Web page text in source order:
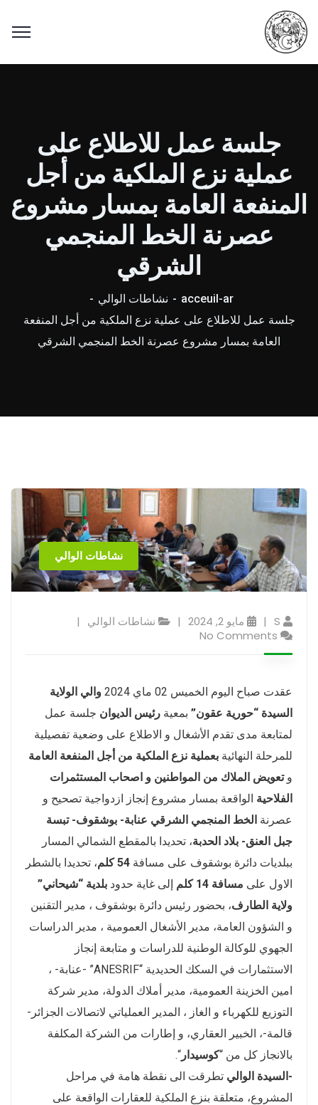
جلسة عمل للاطلاع على
عملية نزع الملكية من أجل
المنفعة العامة بمسار مشروع
عصرنة الخط المنجمي
الشرقي
acceuil-ar
نشاطات الوالي
جلسة عمل للاطلاع على عملية نزع الملكية من أجل المنفعة
العامة بمسار مشروع عصرنة الخط المنجمي الشرقي
نشاطات الوالي
S مايو 2, 2024
نشاطات الوالي
No Comments
عقدت صباح اليوم الخميس 02 ماي 2024
والي الولاية
السيدة “حورية عقون” بمعية رئيس الديوان جلسة عمل
لمتابعة مدى تقدم الأشغال و الاطلاع على وضعية تفصيلية
للمرحلة النهائية بعملية نزع الملكية من أجل المنفعة العامة
وتعويض الملاك من المواطنين و اصحاب المستثمرات
الفلاحية الواقعة بمسار مشروع إنجاز ازدواجية تصحيح و
عصرنة الخط المنجمي الشرقي عنابة- بوشقوف- تبسة
جبل العنق- بلاد الحدبة، تحديدا بالمقطع الشمالي المسار
ببلديات دائرة بوشقوف على مسافة 54 كلم
، تحديدا بالشطر
الاول على مسافة 14 كلم إلى غاية حدود بلدية “شيحاني”
ولاية الطارف، بحضور رئيس دائرة بوشقوف ، مدير التقنين
و الشؤون العامة، مدير الأشغال العمومية ، مدير الدراسات
الجهوي للوكالة الوطنية للدراسات و متابعة إنجاز
الاستثمارات في السكك الحديدية “ANESRIF” -عنابة- ،
امين الخزينة العمومية، مدير أملاك الدولة، مدير شركة
التوزيع للكهرباء و الغاز ، المدير العملياتي لاتصالات الجزائر-
قالمة-، الخبير العقاري، و إطارات من الشركة المكلفة
بالانجاز كل من “كوسيدار “.
-السيدة الوالي تطرقت الى نقطة هامة في مراحل
المشروع، متعلقة بنزع الملكية للعقارات الواقعة على